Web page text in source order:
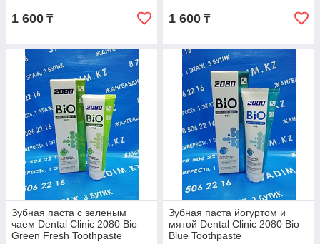
1 600 ₸ 1 600 ₸
Зубная паста с зеленым
чаем Dental Clinic 2080 Bio
Green Fresh Toothpaste
Зубная паста йогуртом и
мятой Dental Clinic 2080 Bio
Blue Toothpaste